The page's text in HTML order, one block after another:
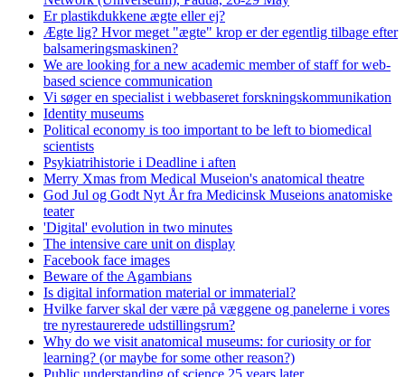
Er plastikdukkene ægte eller ej?
Ægte lig? Hvor meget "ægte" krop er der egentlig tilbage efter
balsameringsmaskinen?
We are looking for a new academic member of staff for web-
based science communication
Vi søger en specialist i webbaseret forskningskommunikation
Identity museums
Political economy is too important to be left to biomedical
scientists
Psykiatrihistorie i Deadline i aften
Merry Xmas from Medical Museion's anatomical theatre
God Jul og Godt Nyt År fra Medicinsk Museions anatomiske
teater
'Digital' evolution in two minutes
The intensive care unit on display
Facebook face images
Beware of the Agambians
Is digital information material or immaterial?
Hvilke farver skal der være på væggene og panelerne i vores
tre nyrestaurerede udstillingsrum?
Why do we visit anatomical museums: for curiosity or for
learning? (or maybe for some other reason?)
Public understanding of science 25 years later